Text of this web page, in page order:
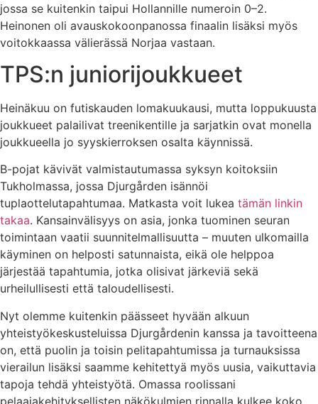
jossa se kuitenkin taipui Hollannille numeroin 0–2.
Heinonen oli avauskokoonpanossa finaalin lisäksi myös
voitokkaassa välierässä Norjaa vastaan.
TPS:n juniorijoukkueet
Heinäkuu on futiskauden lomakuukausi, mutta loppukuusta
joukkueet palailivat treenikentille ja sarjatkin ovat monella
joukkueella jo syyskierroksen osalta käynnissä.
B-pojat kävivät valmistautumassa syksyn koitoksiin
Tukholmassa, jossa Djurgården isännöi
tuplaottelutapahtumaa. Matkasta voit lukea tämän linkin
takaa. Kansainvälisyys on asia, jonka tuominen seuran
toimintaan vaatii suunnitelmallisuutta – muuten ulkomailla
käyminen on helposti satunnaista, eikä ole helppoa
järjestää tapahtumia, jotka olisivat järkeviä sekä
urheilullisesti että taloudellisesti.
Nyt olemme kuitenkin päässeet hyvään alkuun
yhteistyökeskusteluissa Djurgårdenin kanssa ja tavoitteena
on, että puolin ja toisin pelitapahtumissa ja turnauksissa
vierailun lisäksi saamme kehitettyä myös uusia, vaikuttavia
tapoja tehdä yhteistyötä. Omassa roolissani
pelaajakehityksellisten näkökulmien rinnalla kulkee koko